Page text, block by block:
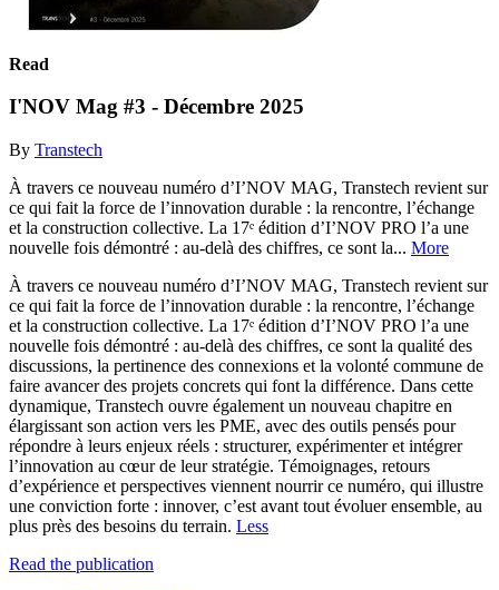
Read
I'NOV Mag #3 - Décembre 2025
By Transtech
À travers ce nouveau numéro d’I’NOV MAG, Transtech revient sur
ce qui fait la force de l’innovation durable : la rencontre, l’échange
et la construction collective. La 17ᵉ édition d’I’NOV PRO l’a une
nouvelle fois démontré : au-delà des chiffres, ce sont la... More
À travers ce nouveau numéro d’I’NOV MAG, Transtech revient sur
ce qui fait la force de l’innovation durable : la rencontre, l’échange
et la construction collective. La 17ᵉ édition d’I’NOV PRO l’a une
nouvelle fois démontré : au-delà des chiffres, ce sont la qualité des
discussions, la pertinence des connexions et la volonté commune de
faire avancer des projets concrets qui font la différence. Dans cette
dynamique, Transtech ouvre également un nouveau chapitre en
élargissant son action vers les PME, avec des outils pensés pour
répondre à leurs enjeux réels : structurer, expérimenter et intégrer
l’innovation au cœur de leur stratégie. Témoignages, retours
d’expérience et perspectives viennent nourrir ce numéro, qui illustre
une conviction forte : innover, c’est avant tout évoluer ensemble, au
plus près des besoins du terrain. Less
Read the publication